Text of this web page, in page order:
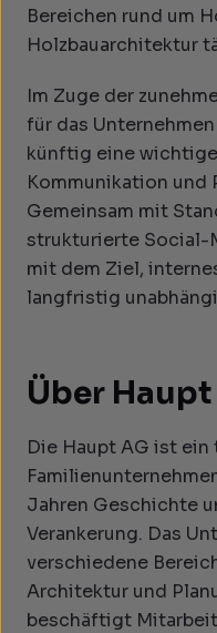
Bereichen rund um
Holzbauarchitektur
Im Zuge der
für das
künftig eine
Kommunikation und
Gemeinsam mit
strukturierte Social-
mit dem Ziel,
langfristig
Über Haupt
Die Haupt AG ist
Jahren Geschichte
Verankerung. Das
verschiedene
Architektur und
beschäftigt